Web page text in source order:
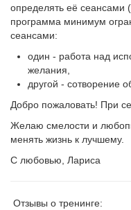
определять её сеансами
программа минимум
сеансами:
один - работа над
желания,
другой - сотворение
Добро пожаловать! При
Желаю смелости и
менять жизнь к лучшему.
С любовью, Лариса
Отзывы о тренинге: